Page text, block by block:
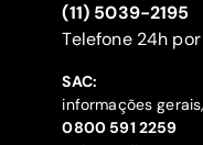
(11) 5039-2195
‍Telefone 24h
SAC:
informações
‍0800 591 2259